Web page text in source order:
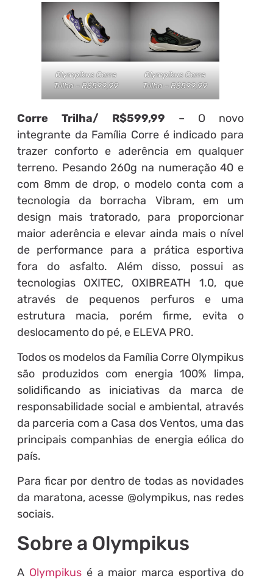
Olympikus Corre
Trilha – R$599,99
Olympikus Corre
Trilha – R$599,99
Corre Trilha/ R$599,99 – O novo
integrante da Família Corre é indicado para
trazer conforto e aderência em qualquer
terreno. Pesando 260g na numeração 40 e
com 8mm de drop, o modelo conta com a
tecnologia da borracha Vibram, em um
design mais tratorado, para proporcionar
maior aderência e elevar ainda mais o nível
de performance para a prática esportiva
fora do asfalto. Além disso, possui as
tecnologias OXITEC, OXIBREATH 1.0, que
através de pequenos perfuros e uma
estrutura macia, porém firme, evita o
deslocamento do pé, e ELEVA PRO.
Todos os modelos da Família Corre Olympikus
são produzidos com energia 100% limpa,
solidificando as iniciativas da marca de
responsabilidade social e ambiental, através
da parceria com a Casa dos Ventos, uma das
principais companhias de energia eólica do
país.
Para ficar por dentro de todas as novidades
da maratona, acesse @olympikus, nas redes
sociais.
Sobre a Olympikus
A Olympikusé a maior marca esportiva do